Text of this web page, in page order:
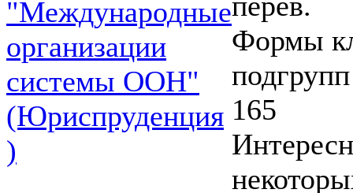
"Международные
организации
системы ООН"
(Юриспруденция
)
Формы
подгрупп
165